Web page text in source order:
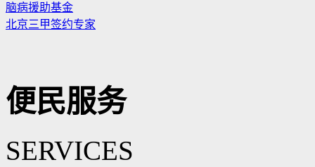
脑病援助基金
北京三甲签约专家
便民服务
SERVICES